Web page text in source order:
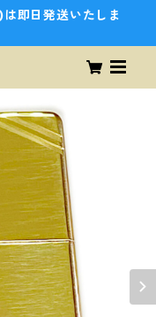
即日発送いたしま